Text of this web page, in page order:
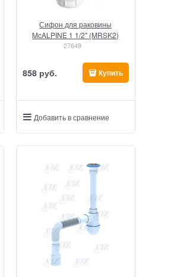
Сифон для раковины
McALPINE 1 1/2" (MRSK2)
27649
858 руб. Купить
Добавить в сравнение